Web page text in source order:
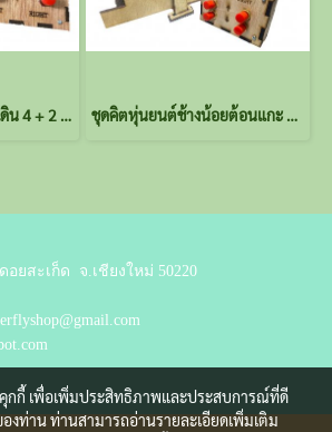
ชุดคิตหุ่นยนต์ดันวัตถุ เดิน 4 + 2 ขา ใช้Single Gearbox 4-Speed TAMIYA พร้อมรีโมต (ไม่ประกอบ) ชุดคิตหุ่นยนต์ช้างน้อยต้อนแกะ พร้อม รีโมต 3-CH (ไม่รวมลูกปิงปอง)
อยสะเก็ด จ.เชียงใหม่ 50220
คุกกี้ เพื่อเพิ่มประสิทธิภาพและประสบการณ์ที่ดี
องท่าน ท่านสามารถอ่านรายละเอียดเพิ่มเติม